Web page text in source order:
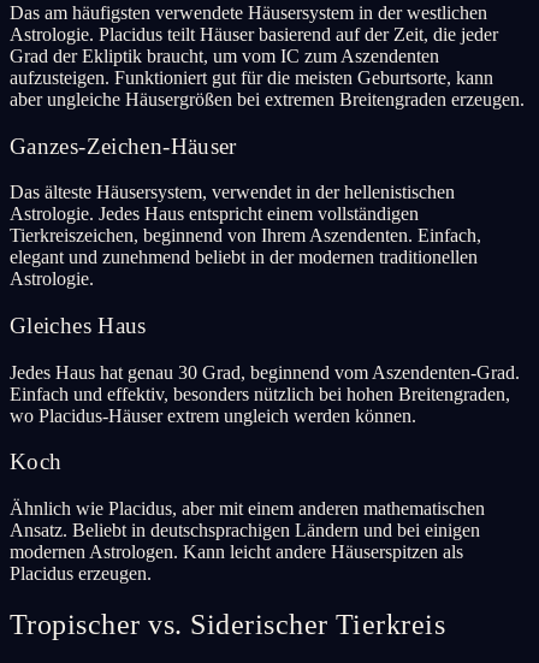
Das am häufigsten verwendete Häusersystem in der westlichen
Astrologie. Placidus teilt Häuser basierend auf der Zeit, die jeder
Grad der Ekliptik braucht, um vom IC zum Aszendenten
aufzusteigen. Funktioniert gut für die meisten Geburtsorte, kann
aber ungleiche Häusergrößen bei extremen Breitengraden erzeugen.
Ganzes-Zeichen-Häuser
Das älteste Häusersystem, verwendet in der hellenistischen
Astrologie. Jedes Haus entspricht einem vollständigen
Tierkreiszeichen, beginnend von Ihrem Aszendenten. Einfach,
elegant und zunehmend beliebt in der modernen traditionellen
Astrologie.
Gleiches Haus
Jedes Haus hat genau 30 Grad, beginnend vom Aszendenten-Grad.
Einfach und effektiv, besonders nützlich bei hohen Breitengraden,
wo Placidus-Häuser extrem ungleich werden können.
Koch
Ähnlich wie Placidus, aber mit einem anderen mathematischen
Ansatz. Beliebt in deutschsprachigen Ländern und bei einigen
modernen Astrologen. Kann leicht andere Häuserspitzen als
Placidus erzeugen.
Tropischer vs. Siderischer Tierkreis